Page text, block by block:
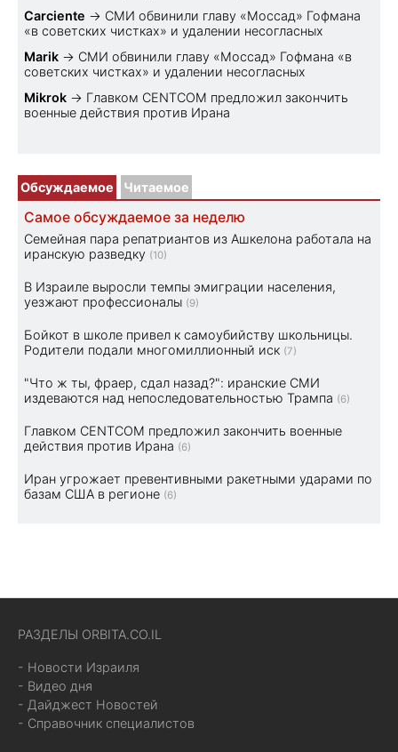
Carciente → СМИ обвинили главу «Моссад» Гофмана
«в советских чистках» и удалении несогласных
Marik → СМИ обвинили главу «Моссад» Гофмана «в
советских чистках» и удалении несогласных
Mikrok → Главком CENTCOM предложил закончить
военные действия против Ирана
Обсуждаемое Читаемое
Самое обсуждаемое за неделю
Семейная пара репатриантов из Ашкелона работала на
иранскую разведку (10)
В Израиле выросли темпы эмиграции населения,
уезжают профессионалы (9)
Бойкот в школе привел к самоубийству школьницы.
Родители подали многомиллионный иск (7)
"Что ж ты, фраер, сдал назад?": иранские СМИ
издеваются над непоследовательностью Трампа (6)
Главком CENTCOM предложил закончить военные
действия против Ирана (6)
Иран угрожает превентивными ракетными ударами по
базам США в регионе (6)
РАЗДЕЛЫ ORBITA.CO.IL
- Новости Израиля
- Видео дня
- Дайджест Новостей
- Справочник специалистов